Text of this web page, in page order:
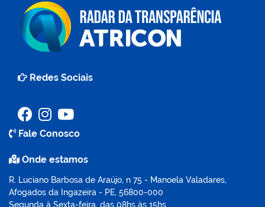
Redes Sociais
Fale Conosco
Onde estamos
R. Luciano Barbosa de Araújo, n 75 - Manoela Valadares,
Afogados da Ingazeira - PE, 56800-000
Segunda à Sexta-feira, das 08hs às 15hs